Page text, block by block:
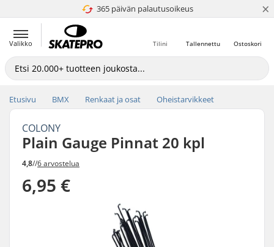
365 päivän palautusoikeus
4.8 / 5 ×
Valikko Ostoskori
Tallennettu
Tilini
Etusivu BMX Renkaat ja osat Oheistarvikkeet
COLONY
Plain Gauge Pinnat 20 kpl
4,8//6 arvostelua
6,95 €